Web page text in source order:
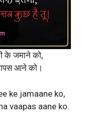
के जमाने को,
आने को।
ke jamaane ko,
vaapas aane ko.